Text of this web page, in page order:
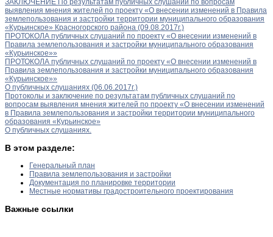
ЗАКЛЮЧЕНИЕ По результатам публичных слушаний по вопросам
выявления мнения жителей по проекту «О внесении изменений в Правила
землепользования и застройки территории муниципального образования
«Курьинское» Красногорского района (09.08.2017г.)
ПРОТОКОЛА публичных слушаний по проекту «О внесении изменений в
Правила землепользования и застройки муниципального образования
«Курьинское»»
ПРОТОКОЛА публичных слушаний по проекту «О внесении изменений в
Правила землепользования и застройки муниципального образования
«Курьинское»»
О публичных слушаниях (06.06.2017г.)
Протоколы и заключение по результатам публичных слушаний по
вопросам выявления мнения жителей по проекту «О внесении изменений
в Правила землепользования и застройки территории муниципального
образования «Курьинское»
О публичных слушаниях.
В этом разделе:
Генеральный план
Правила землепользования и застройки
Документация по планировке территории
Местные нормативы градостроительного проектирования
Важные ссылки